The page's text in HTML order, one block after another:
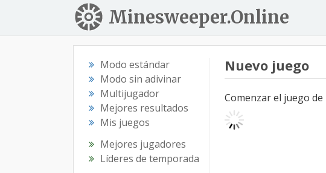
Minesweeper.Online
Modo estándar
Modo sin adivinar
Multijugador
Mejores resultados
Mis juegos
Mejores jugadores
Líderes de temporada
Nuevo juego
Comenzar el juego